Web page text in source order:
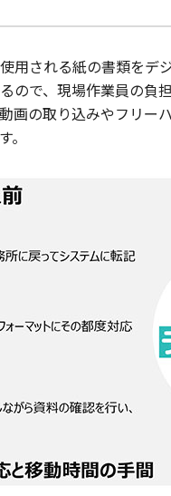
用される紙の書類を
ので、現場作業員の
画の取り込みやフリ